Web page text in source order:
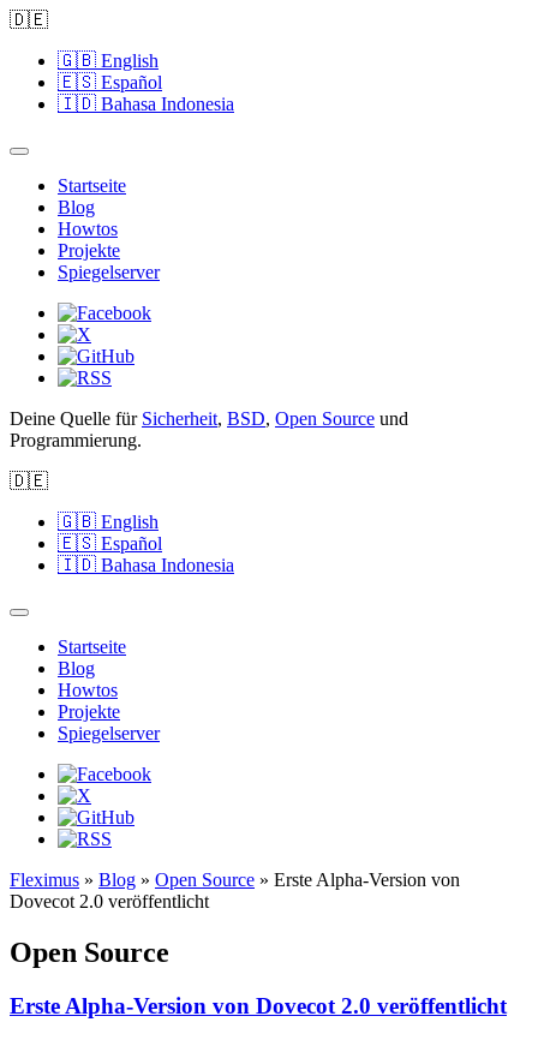
🇩🇪
🇬🇧 English
🇪🇸 Español
🇮🇩 Bahasa Indonesia
Startseite
Blog
Howtos
Projekte
Spiegelserver
Deine Quelle für Sicherheit, BSD, Open Source und
Programmierung.
🇩🇪
🇬🇧 English
🇪🇸 Español
🇮🇩 Bahasa Indonesia
Startseite
Blog
Howtos
Projekte
Spiegelserver
Fleximus » Blog » Open Source » Erste Alpha-Version von
Dovecot 2.0 veröffentlicht
Open Source
Erste Alpha-Version von Dovecot 2.0 veröffentlicht